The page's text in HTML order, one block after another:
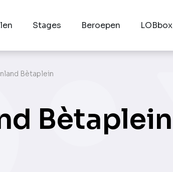
Stages Beroepen LOBbox
Bètaplein
Bètaplein